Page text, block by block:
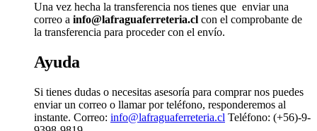
Una vez hecha la transferencia nos tienes que enviar una
correo a info@lafraguaferreteria.cl con el comprobante de
la transferencia para proceder con el envío.
Ayuda
Si tienes dudas o necesitas asesoría para comprar nos puedes
enviar un correo o llamar por teléfono, responderemos al
instante. Correo: info@lafraguaferreteria.cl Teléfono: (+56)-9-